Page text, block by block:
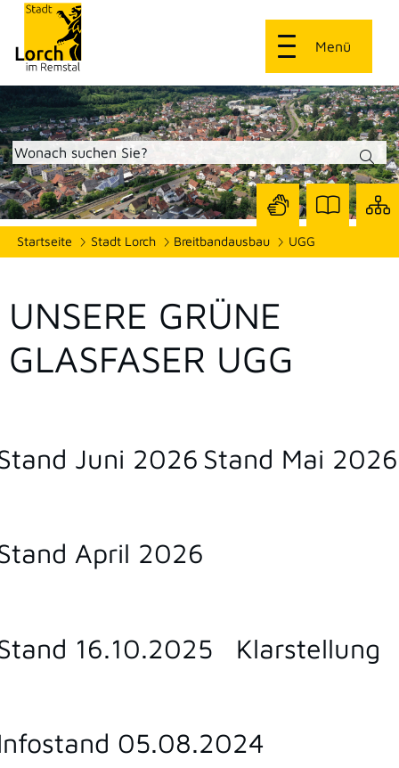
Menü
Startseite Stadt Lorch Breitbandausbau UGGSeite
mit
Seite
mit
UNSERE GRÜNE
GLASFASER UGG
Juni 2026 Stand Mai 2026
April 2026
16.10.2025 Klarstellung
05.08.2024